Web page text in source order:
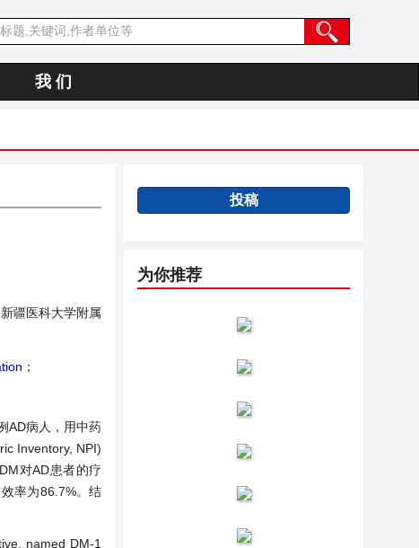
我 们
新疆医科大学附属
；
AD病人，用中药
Inventory, NPI)
对AD患者的疗
率为86.7%。结
named DM-1
投稿
为你推荐